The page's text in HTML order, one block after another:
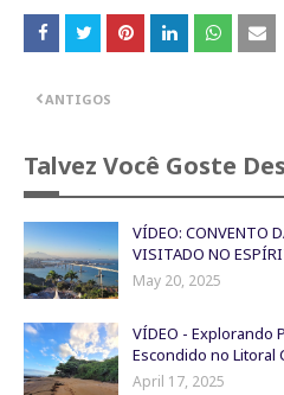
ANTIGOS
Talvez Você Goste
VÍDEO: CONVENTO
VISITADO NO
May 20, 2025
VÍDEO - Explorando
Escondido no Litoral
April 17, 2025